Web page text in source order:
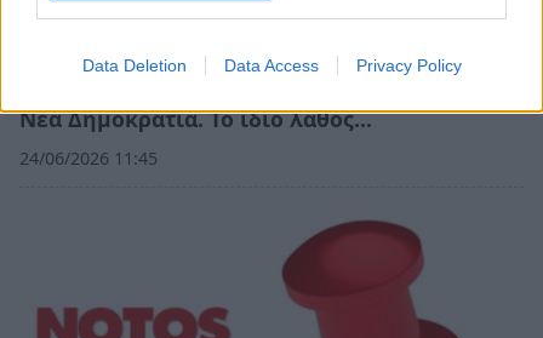
Data Deletion Data Access Privacy Policy
Νέα Δημοκρατία. Το ίδιο λάθος…
24/06/2026 11:45